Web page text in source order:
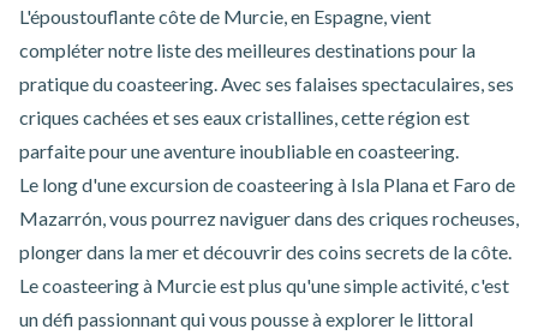
L'époustouflante côte de Murcie, en Espagne, vient
compléter notre liste des meilleures destinations pour la
pratique du coasteering. Avec ses falaises spectaculaires, ses
criques cachées et ses eaux cristallines, cette région est
parfaite pour une aventure inoubliable en coasteering.
Le long d'une excursion de coasteering à Isla Plana et Faro de
Mazarrón, vous pourrez naviguer dans des criques rocheuses,
plonger dans la mer et découvrir des coins secrets de la côte.
Lecoasteering à Murcieest plus qu'une simple activité, c'est
un défi passionnant qui vous pousse à explorer le littoral